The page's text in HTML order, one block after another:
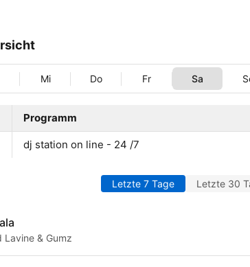
Mi Do Fr Sa
Programm
dj station on line - 24 /7
Letzte 7 Tage Letzte 30
Lavine & Gumz